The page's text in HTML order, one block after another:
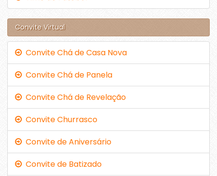
Convite Virtual
Convite Chá de Casa Nova
Convite Chá de Panela
Convite Chá de Revelação
Convite Churrasco
Convite de Aniversário
Convite de Batizado